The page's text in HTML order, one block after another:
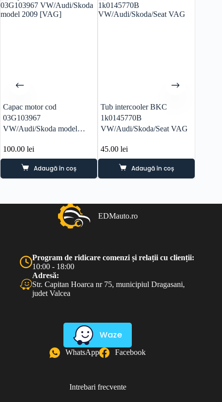
Capac motor cod
03G103967
VW/Audi/Skoda model
100.00 lei
Adaugă în coș
Tub intercooler BKC
1k0145770B
VW/Audi/Skoda/Seat VAG
45.00lei
Adaugă în coș
EDMauto.ro
Program de ridicare comenzi și relații cu clienții:
10:00 - 18:00
Adresă:
Str. Capitan Hoarca nr 75, municipiul Dragasani,
judet Valcea
Waze
WhatsApp Facebook
Intrebari frecvente